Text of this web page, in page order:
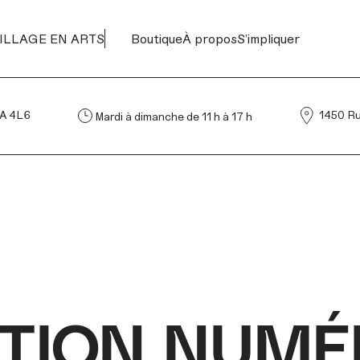
EN ARTS BoutiqueÀ proposS’impliquer
Mardi à dimanche de 11 h à 17 h 1450 Rue